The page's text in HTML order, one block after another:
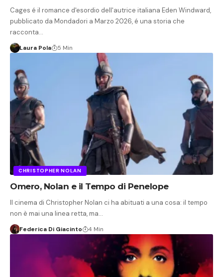
Cages é il romance d'esordio dell'autrice italiana Eden Windward,
pubblicato da Mondadori a Marzo 2026, é una storia che
racconta…
Laura Pola 5 Min
CHRISTOPHER NOLAN
Omero, Nolan e il Tempo di Penelope
Il cinema di Christopher Nolan ci ha abituati a una cosa: il tempo
non è mai una linea retta, ma…
Federica Di Giacinto 4 Min